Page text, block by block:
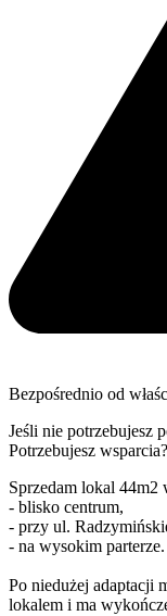
Bezpośrednio od
Jeśli nie potrzebujesz
Potrzebujesz
Sprzedam lokal 44m2
- blisko centrum,
- przy ul.
- na wysokim parterze.
Po niedużej adaptacji
lokalem i ma